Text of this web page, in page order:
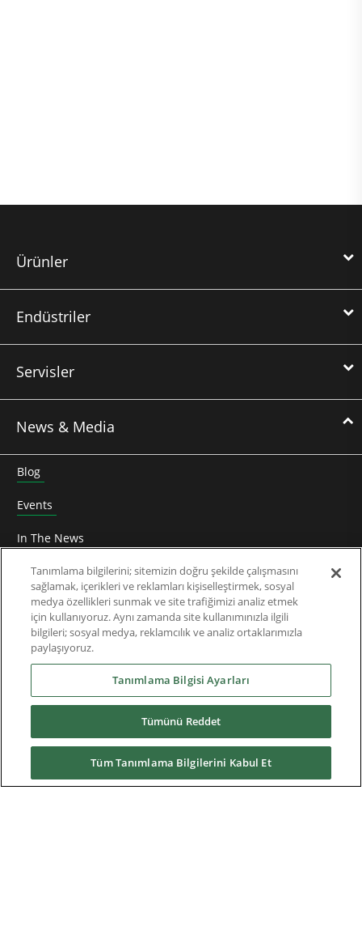
Ürünler
Endüstriler
Servisler
News & Media
Blog
Events
In The News
Roundtable
Thought Leadership
Teknik Doküman
Yüklemeler
Tanımlama bilgilerini; sitemizin doğru şekilde çalışmasını
sağlamak, içerikleri ve reklamları kişiselleştirmek, sosyal
medya özellikleri sunmak ve site trafiğimizi analiz etmek
için kullanıyoruz. Aynı zamanda site kullanımınızla ilgili
bilgileri; sosyal medya, reklamcılık ve analiz ortaklarımızla
paylaşıyoruz.
Tanımlama Bilgisi Ayarları
Tümünü Reddet
Tüm Tanımlama Bilgilerini Kabul Et